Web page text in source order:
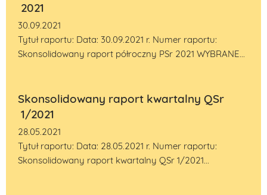
2021
30.09.2021
Tytuł raportu: Data: 30.09.2021 r. Numer raportu:
Skonsolidowany raport półroczny PSr 2021 WYBRANE...
Skonsolidowany raport kwartalny QSr
1/2021
28.05.2021
Tytuł raportu: Data: 28.05.2021 r. Numer raportu:
Skonsolidowany raport kwartalny QSr 1/2021...